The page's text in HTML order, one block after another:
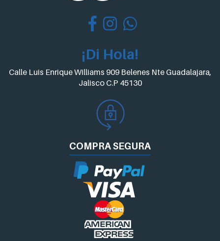
¡Di Hola!
Calle Luis Enrique Williams 909 Belenes Nte Guadalajara,
Jalisco C.P 45130
COMPRASEGURA